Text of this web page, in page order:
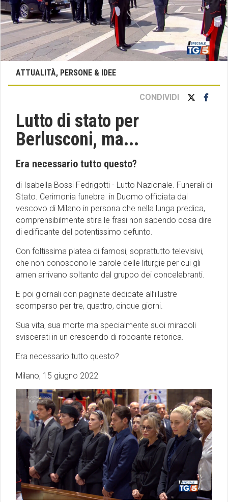
ATTUALITÀ, PERSONE & IDEE
CONDIVIDI
Lutto di stato per
Berlusconi, ma...
Era necessario tutto questo?
di Isabella Bossi Fedrigotti - Lutto Nazionale. Funerali di
Stato. Cerimonia funebre in Duomo officiata dal
vescovo di Milano in persona che nella lunga predica,
comprensibilmente stira le frasi non sapendo cosa dire
di edificante del potentissimo defunto.
Con foltissima platea di famosi, soprattutto televisivi,
che non conoscono le parole delle liturgie per cui gli
amen arrivano soltanto dal gruppo dei concelebranti.
E poi giornali con paginate dedicate all’illustre
scomparso per tre, quattro, cinque giorni.
Sua vita, sua morte ma specialmente suoi miracoli
sviscerati in un crescendo di roboante retorica.
Era necessario tutto questo?
Milano, 15 giugno 2022